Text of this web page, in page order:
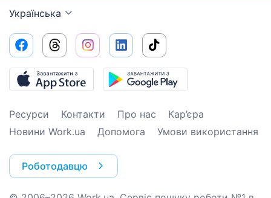
Українська
Ресурси Контакти Про нас
Кар’єра
Новини Work.ua
Допомога Умови використання
Роботодавцю